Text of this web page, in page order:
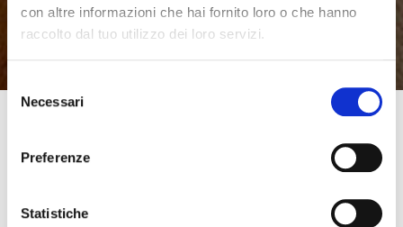
con altre informazioni che hai fornito loro o che hanno
raccolto dal tuo utilizzo dei loro servizi.
delNecessari
Preferenze
Statistiche